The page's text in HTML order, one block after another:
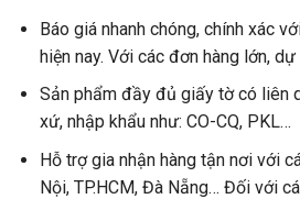
Báo giá nhanh chóng, chính xác
hiện nay. Với các đơn hàng lớn,
Sản phẩm đầy đủ giấy tờ có liên
xứ, nhập khẩu như: CO-CQ, PKL…
Hỗ trợ gia nhận hàng tận nơi với
Nội, TP.HCM, Đà Nẵng… Đối với